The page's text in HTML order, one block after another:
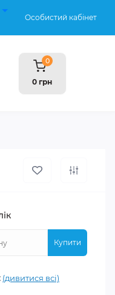
Особистий кабінет
0
0 грн
Купити
(дивитися всі)